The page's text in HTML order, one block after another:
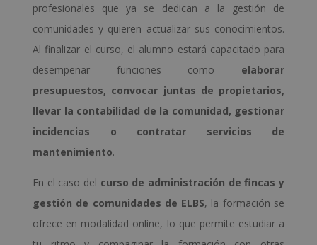
profesionales que ya se dedican a la gestión de
comunidades y quieren actualizar sus conocimientos.
Al finalizar el curso, el alumno estará capacitado para
desempeñar funciones como elaborar
presupuestos, convocar juntas de propietarios,
llevar la contabilidad de la comunidad, gestionar
incidencias o contratar servicios de
mantenimiento.
En el caso del curso de administración de fincas y
gestión de comunidades de ELBS, la formación se
ofrece en modalidad online, lo que permite estudiar a